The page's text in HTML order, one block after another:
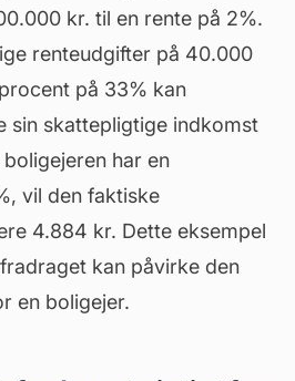
kr. til en rente på 2%.
renteudgifter på 40.000
på 33% kan
sin skattepligtige indkomst
har en
vil den faktiske
4.884 kr. Dette eksempel
kan påvirke den
en boligejer.